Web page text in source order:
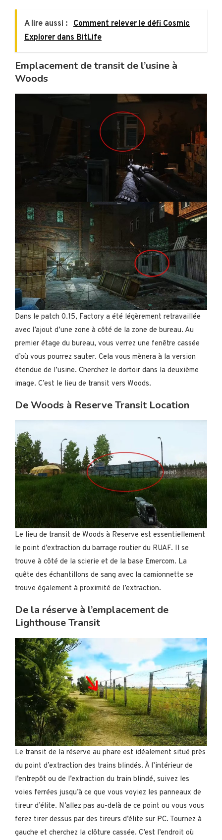
A lire aussi : Comment relever le défi Cosmic
Explorer dans BitLife
Emplacement de transit de l’usine à
Woods
Dans le patch 0.15, Factory a été légèrement retravaillée
avec l’ajout d’une zone à côté de la zone de bureau. Au
premier étage du bureau, vous verrez une fenêtre cassée
d’où vous pourrez sauter. Cela vous mènera à la version
étendue de l’usine. Cherchez le dortoir dans la deuxième
image. C’est le lieu de transit vers Woods.
De Woods à Reserve Transit Location
Le lieu de transit de Woods à Reserve est essentiellement
le point d’extraction du barrage routier du RUAF. Il se
trouve à côté de la scierie et de la base Emercom. La
quête des échantillons de sang avec la camionnette se
trouve également à proximité de l’extraction.
De la réserve à l’emplacement de
Lighthouse Transit
Le transit de la réserve au phare est idéalement situé près
du point d’extraction des trains blindés. À l’intérieur de
l’entrepôt ou de l’extraction du train blindé, suivez les
voies ferrées jusqu’à ce que vous voyiez les panneaux de
tireur d’élite. N’allez pas au-delà de ce point ou vous vous
ferez tirer dessus par des tireurs d’élite sur PC. Tournez à
gauche et cherchez la clôture cassée. C’est l’endroit où